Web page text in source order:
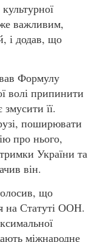
важливим,
і додав, що
Формулу
волі припинити
її.
поширювати
про нього,
України та
він.
що
на Статуті ООН.
міжнародне